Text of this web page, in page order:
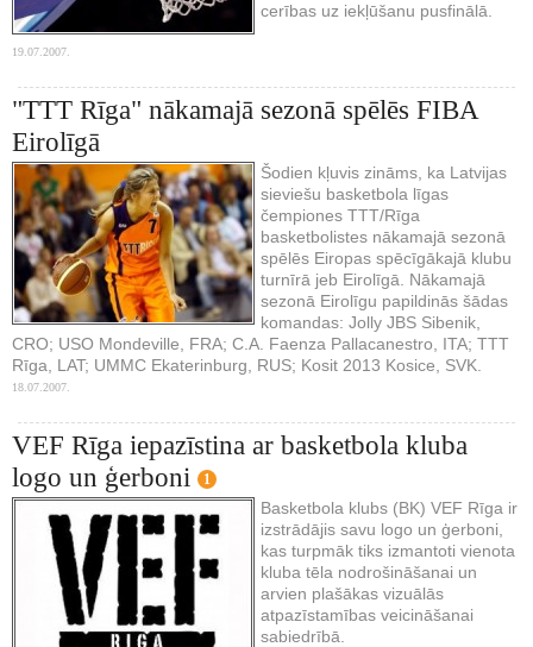
cerības uz iekļūšanu pusfinālā.
19.07.2007.
"TTT Rīga" nākamajā sezonā spēlēs FIBA
Eirolīgā
Šodien kļuvis zināms, ka Latvijas
sieviešu basketbola līgas
čempiones TTT/Rīga
basketbolistes nākamajā sezonā
spēlēs Eiropas spēcīgākajā klubu
turnīrā jeb Eirolīgā. Nākamajā
sezonā Eirolīgu papildinās šādas
komandas: Jolly JBS Sibenik,
CRO; USO Mondeville, FRA; C.A. Faenza Pallacanestro, ITA; TTT
Rīga, LAT; UMMC Ekaterinburg, RUS; Kosit 2013 Kosice, SVK.
18.07.2007.
VEF Rīga iepazīstina ar basketbola kluba
logo un ģerboni
1
Basketbola klubs (BK) VEF Rīga ir
izstrādājis savu logo un ģerboni,
kas turpmāk tiks izmantoti vienota
kluba tēla nodrošināšanai un
arvien plašākas vizuālās
atpazīstamības veicināšanai
sabiedrībā.